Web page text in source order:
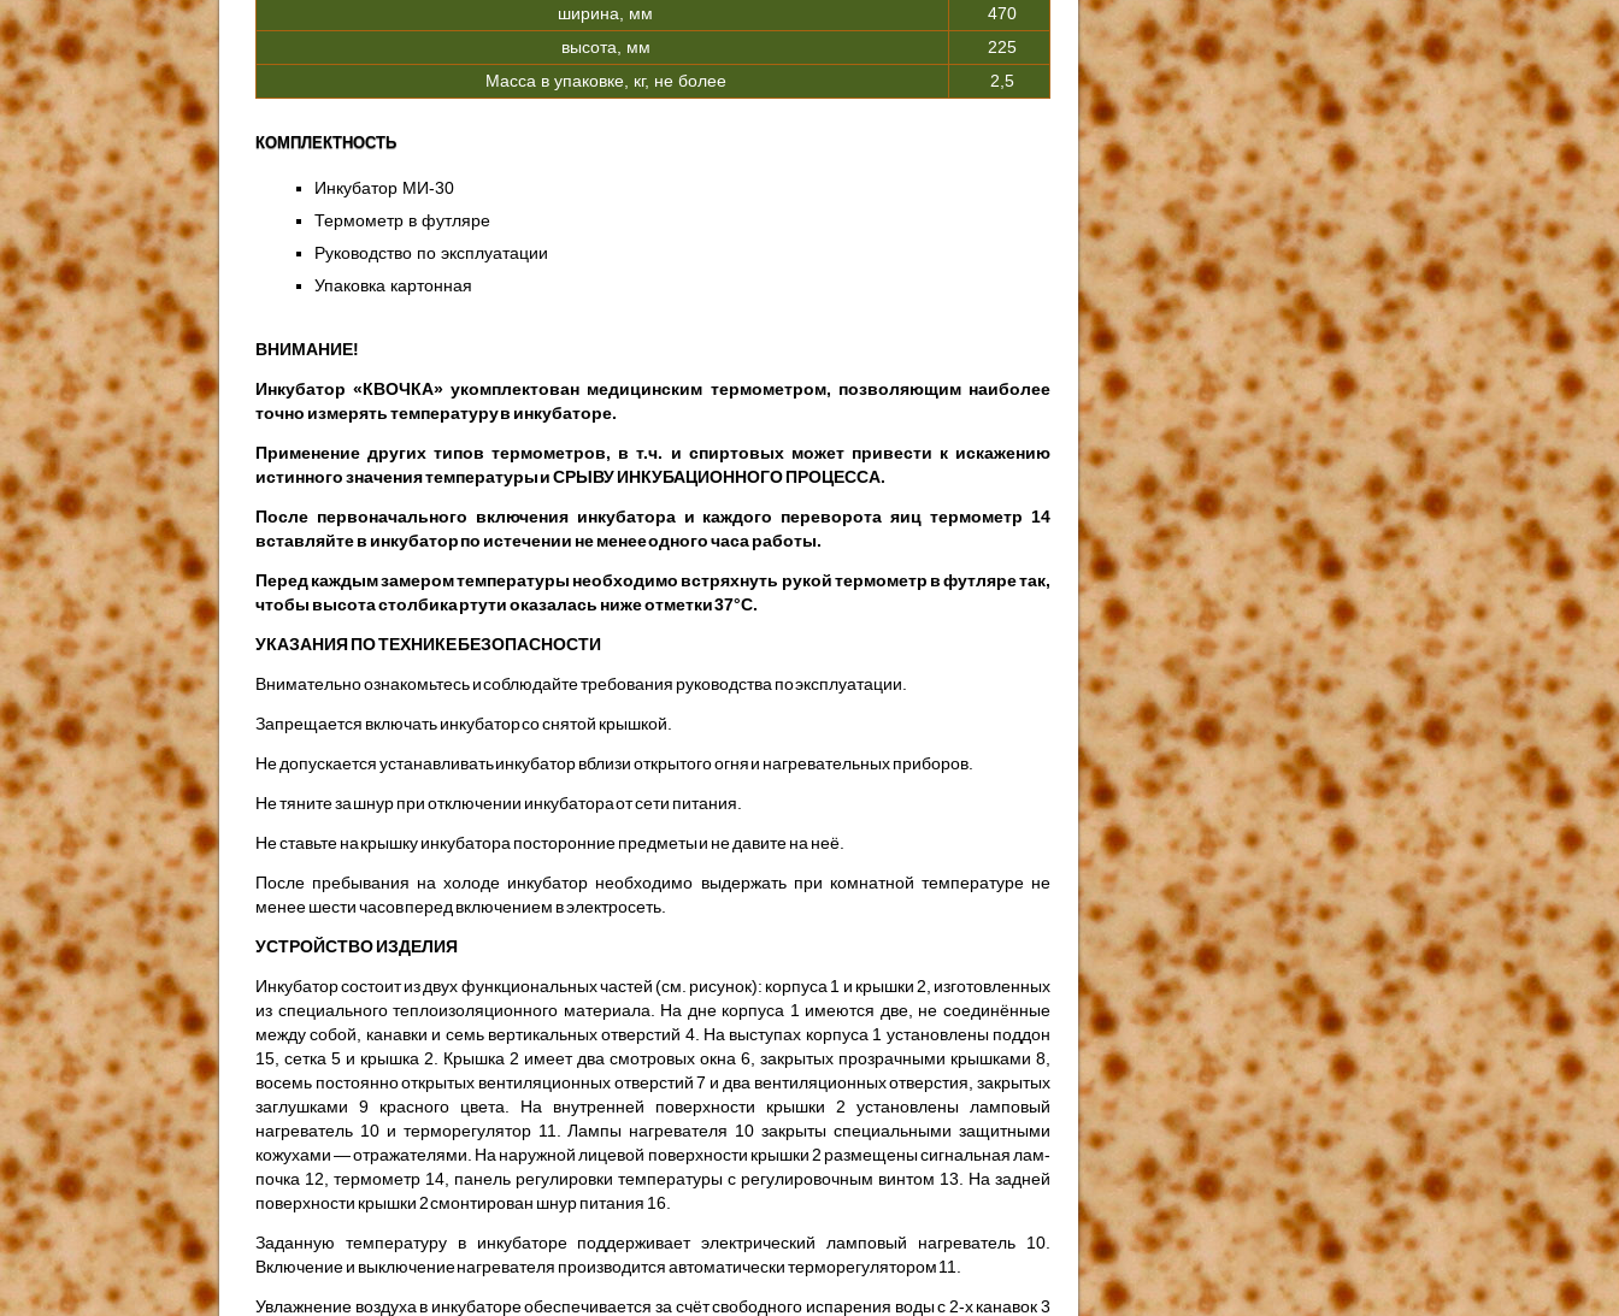
ширина, мм
470
высота, мм
225
Масса в упаковке, кг, не более
2,5
КОМПЛЕКТНОСТЬ
Инкубатор МИ-30
Термометр в футляре
Руководство по эксплуатации
Упаковка картонная
ВНИМАНИЕ!
Инкубатор «КВОЧКА» укомплектован медицинским термометром, позволя­ющим наиболее
точно измерять температуру в инкубаторе.
Применение других типов термометров, в т.ч. и спиртовых может привести к искажению
истинного значения температуры и СРЫВУ ИНКУБАЦИОН­НОГО ПРОЦЕССА.
После первоначального включения инкубатора и каждого переворота яиц тер­мометр 14
вставляйте в инкубатор по истечении не менее одного часа работы.
Перед каждым замером температуры необходимо встряхнуть рукой термометр в футляре так,
чтобы высота столбика ртути оказалась ниже отметки 37°С.
УКАЗАНИЯ ПО ТЕХНИКЕ БЕЗОПАСНОСТИ
Внимательно ознакомьтесь и соблюдайте требования руководства по эксп­луатации.
Запрещается включать инкубатор со снятой крышкой.
Не допускается устанавливать инкубатор вблизи открытого огня и нагрева­тельных приборов.
Не тяните за шнур при отключении инкубатора от сети питания.
Не ставьте на крышку инкубатора посторонние предметы и не давите на неё.
После пребывания на холоде инкубатор необходимо выдержать при ком­натной температуре не
менее шести часов перед включением в электросеть.
УСТРОЙСТВО ИЗДЕЛИЯ
Инкубатор состоит из двух функциональных частей (см. рисунок): корпу­са 1 и крышки 2, изготовленных
из специального теплоизоляционного материала. На дне корпуса 1 имеются две, не соединённые
между собой, канавки и семь вертикальных отверстий 4. На выступах корпуса 1 установ­лены поддон
15, сетка 5 и крышка 2. Крышка 2 имеет два смотровых окна 6, закрытых прозрачными крышками 8,
восемь постоянно открытых вен­тиляционных отверстий 7 и два вентиляционных отверстия, закрытых
заг­лушками 9 красного цвета. На внутренней поверхности крышки 2 уста­новлены ламповый
нагреватель 10 и терморегулятор 11. Лампы нагревате­ля 10 закрыты специальными защитными
кожухами — отражателями. На наружной лицевой поверхности крышки 2 размещены сигнальная лам­
почка 12, термометр 14, панель регулировки температуры с регулировоч­ным винтом 13. На задней
поверхности крышки 2 смонтирован шнур пи­тания 16.
Заданную температуру в инкубаторе поддерживает электрический лампо­вый нагреватель 10.
Включение и выключение нагревателя производится автоматически терморегулятором 11.
Увлажнение воздуха в инкубаторе обеспечивается за счёт свободного испа­рения воды с 2-х канавок 3